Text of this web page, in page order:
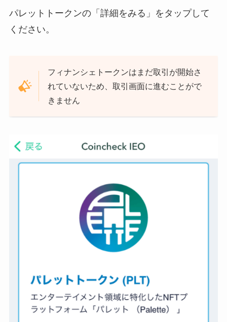
パレットトークンの「詳細をみる」をタップして
ください。
フィナンシェトークンはまだ取引が開始さ
れていないため、取引画面に進むことがで
きません